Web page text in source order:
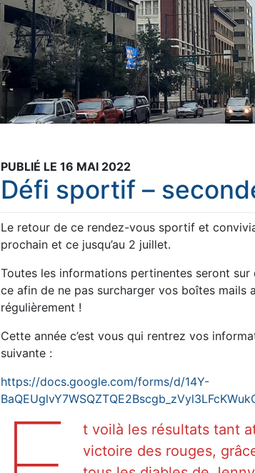
PUBLIÉ LE 16 MAI 2022
Défi sportif –
Le retour de ce rendez-vous sportif et
prochain et ce jusqu’au 2 juillet.
Toutes les informations pertinentes seront
ce afin de ne pas surcharger vos boîtes mails
régulièrement !
Cette année c’est vous qui rentrez vos
suivante :
https://docs.google.com/forms/d/14Y-
t voilà les résultats tant
victoire des rouges,